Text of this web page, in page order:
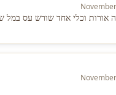
אורות וכלי אחד שורש עס במל